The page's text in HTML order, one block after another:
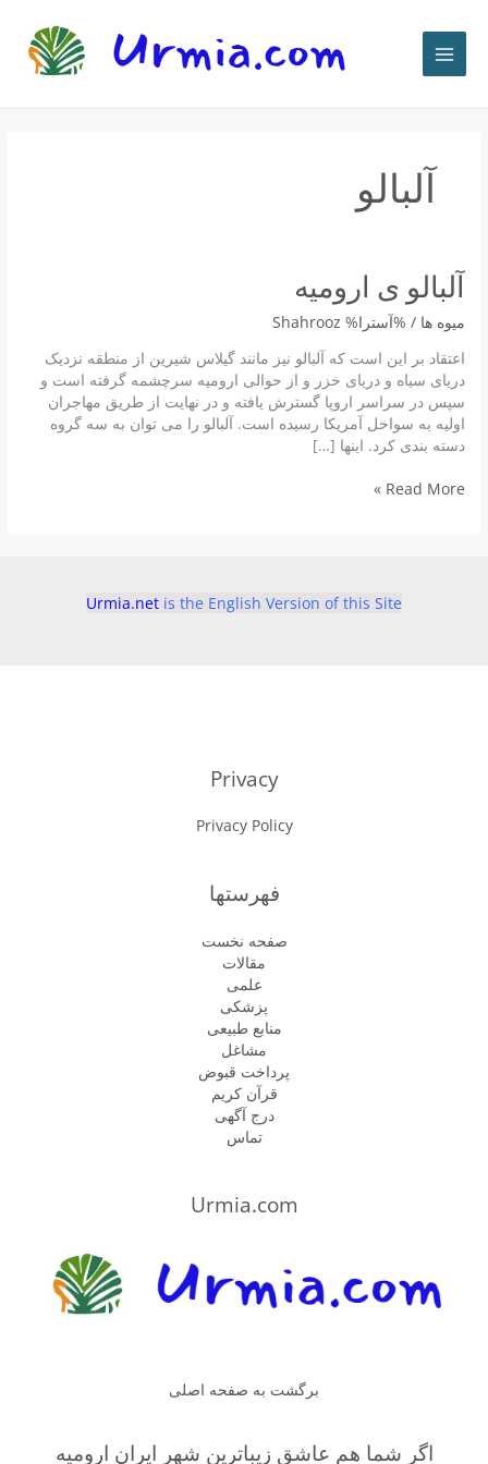
آلبالو
آلبالو ى اروميه
میوه ها / %آسترا% Shahrooz
اعتقاد بر این است که آلبالو نیز مانند گیلاس شیرین از منطقه نزدیک
دریای سیاه و دریای خزر و از حوالى اروميه سرچشمه گرفته است و
سپس در سراسر اروپا گسترش یافته و در نهایت از طریق مهاجران
اولیه به سواحل آمریکا رسیده است. آلبالو را می توان به سه گروه
دسته بندی کرد. اینها […]
آلبالو
Read More »
Urmia.net is the English Version of this Site
Privacy
Privacy Policy
فهرستها
صفحه نخست
مقالات
علمی
پزشكى
منابع طبیعی
مشاغل
پرداخت قبوض
قرآن کریم
درج آگهی
تماس
Urmia.com
برگشت به صفحه اصلی
اگر شما هم عاشق زیباترین شهر ایران ارومیه